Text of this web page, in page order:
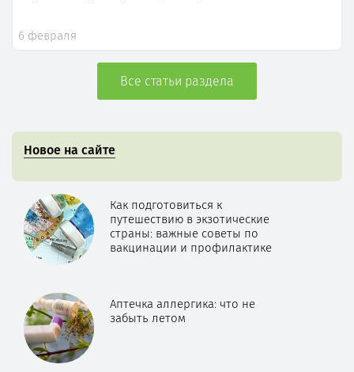
6 февраля
Все статьи раздела
Новое на сайте
Как подготовиться к
путешествию в экзотические
страны: важные советы по
вакцинации и профилактике
Аптечка аллергика: что не
забыть летом